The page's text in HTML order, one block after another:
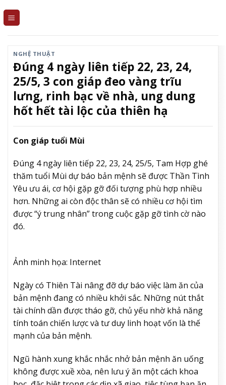
NGHỆ THUẬT
Đúng 4 ngày liên tiếp 22, 23, 24,
25/5, 3 con giáp đeo vàng trĩu
lưng, rinh bạc về nhà, ung dung
hốt hết tài lộc của thiên hạ
Con giáp tuổi Mùi
Đúng 4 ngày liên tiếp 22, 23, 24, 25/5, Tam Hợp ghé
thăm tuổi Mùi dự báo bản mệnh sẽ được Thần Tình
Yêu ưu ái, cơ hội gặp gỡ đối tượng phù hợp nhiều
hơn. Những ai còn độc thân sẽ có nhiều cơ hội tìm
được “ý trung nhân” trong cuộc gặp gỡ tình cờ nào
đó.
Ảnh minh họa: Internet
Ngày có Thiên Tài nâng đỡ dự báo việc làm ăn của
bản mệnh đang có nhiều khởi sắc. Những nút thắt
tài chính dần được tháo gỡ, chủ yếu nhờ khả năng
tính toán chiến lược và tư duy linh hoạt vốn là thế
mạnh của bản mệnh.
Ngũ hành xung khắc nhắc nhở bản mệnh ăn uống
không được xuề xòa, nên lưu ý ăn một cách khoa